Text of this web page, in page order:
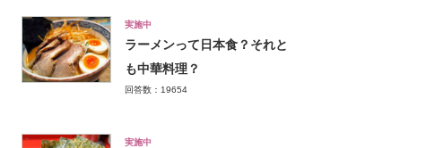
実施中
ラーメンって日本食？それと
も中華料理？
回答数：19654
実施中